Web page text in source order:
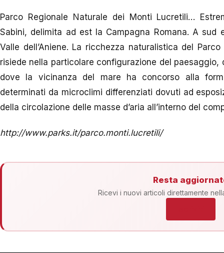
Parco Regionale Naturale dei Monti Lucretili…
Sabini, delimita ad est la Campagna Romana. A
Valle dell’Aniene. La ricchezza naturalistica del
risiede nella particolare configurazione del
dove la vicinanza del mare ha concorso alla
determinati da microclimi differenziati dovuti ad
della circolazione delle masse d’aria all’interno del
http://www.parks.it/parco.monti.lucretili/
Resta
Ricevi i nuovi articoli direttamente